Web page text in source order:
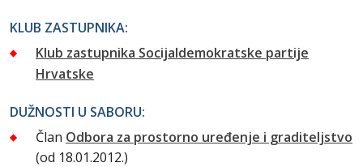
KLUB ZASTUPNIKA:
Klub zastupnika Socijaldemokratske partije
Hrvatske
DUŽNOSTI U SABORU:
Član Odbora za prostorno uređenje i graditeljstvo
(od 18.01.2012.)